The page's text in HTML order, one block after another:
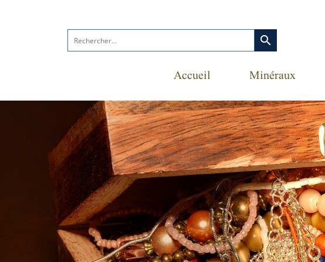
Accueil Minéraux
search